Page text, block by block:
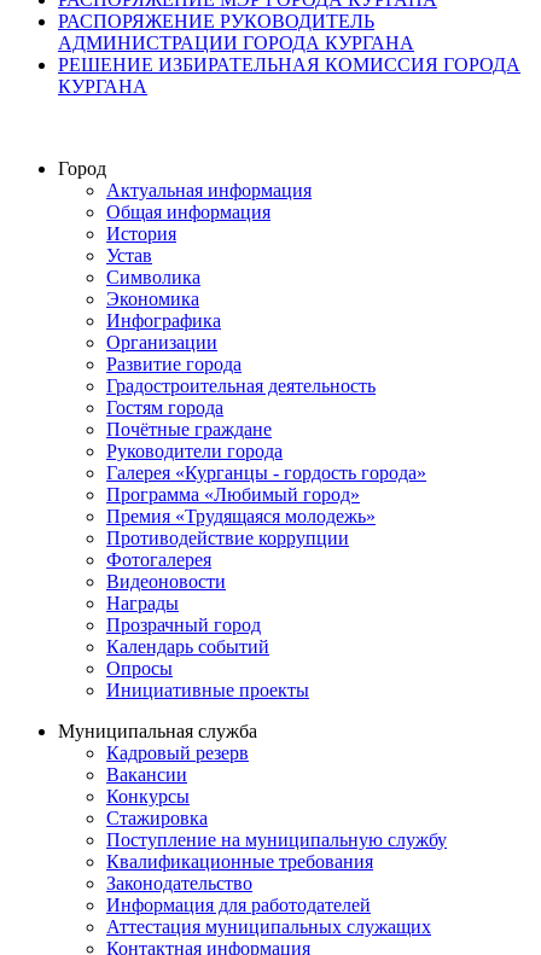
РАСПОРЯЖЕНИЕ РУКОВОДИТЕЛЬ
АДМИНИСТРАЦИИ ГОРОДА КУРГАНА
РЕШЕНИЕ ИЗБИРАТЕЛЬНАЯ КОМИССИЯ ГОРОДА
КУРГАНА
Город
Актуальная информация
Общая информация
История
Устав
Символика
Экономика
Инфографика
Организации
Развитие города
Градостроительная деятельность
Гостям города
Почётные граждане
Руководители города
Галерея «Курганцы - гордость города»
Программа «Любимый город»
Премия «Трудящаяся молодежь»
Противодействие коррупции
Фотогалерея
Видеоновости
Награды
Прозрачный город
Календарь событий
Опросы
Инициативные проекты
Муниципальная служба
Кадровый резерв
Вакансии
Конкурсы
Стажировка
Поступление на муниципальную службу
Квалификационные требования
Законодательство
Информация для работодателей
Аттестация муниципальных служащих
Контактная информация